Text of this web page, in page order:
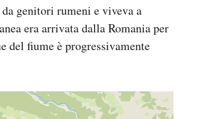
genitori rumeni e viveva a
era arrivata dalla Romania per
fiume è progressivamente